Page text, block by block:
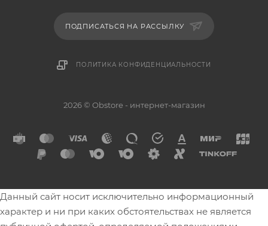
ПОДПИСАТЬСЯ НА РАССЫЛКУ
ПОЛИТИКА КОНФИДЕНЦИАЛЬНОСТИ
2026 © Obstore - интернет-магазин
Данный сайт носит исключительно информационный
характер и ни при каких обстоятельствах не является